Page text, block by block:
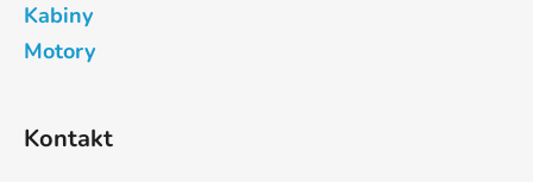
Kabiny
Motory
Kontakt